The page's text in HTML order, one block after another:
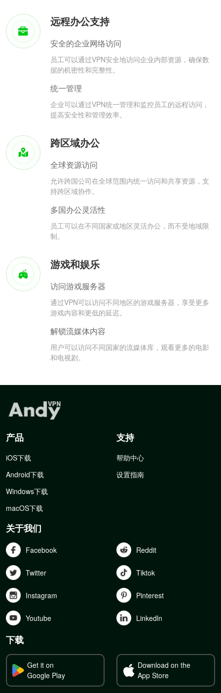
远程办公支持
安全的企业网络访问
员工可以通过VPN安全地访问企业内部资源，确保数
据的机密性和完整性。
统一管理
企业可以通过VPN统一管理和监控员工的远程访问，
提高安全性和管理效率。
跨区域办公
全球资源访问
允许跨国公司在全球范围内统一访问和共享资源，支
持跨区域协作。
多国办公灵活性
员工可以在不同国家或地区灵活办公，而不受地域限
制。
游戏和娱乐
访问游戏服务器
通过VPN可以访问不同地区的游戏服务器，享受更多
游戏内容和更低的延迟。
解锁流媒体内容
用户可以访问不同国家的流媒体库，观看更多的电影
和电视剧。
产品
iOS下载
Android下载
Windows下载
macOS下载
支持
帮助中心
设置指南
关于我们
Facebook Reddit
Twitter Tiktok
Instagram Pinterest
Youtube Linkedln
下载
Get it on
Google Play
Download on the
App Store